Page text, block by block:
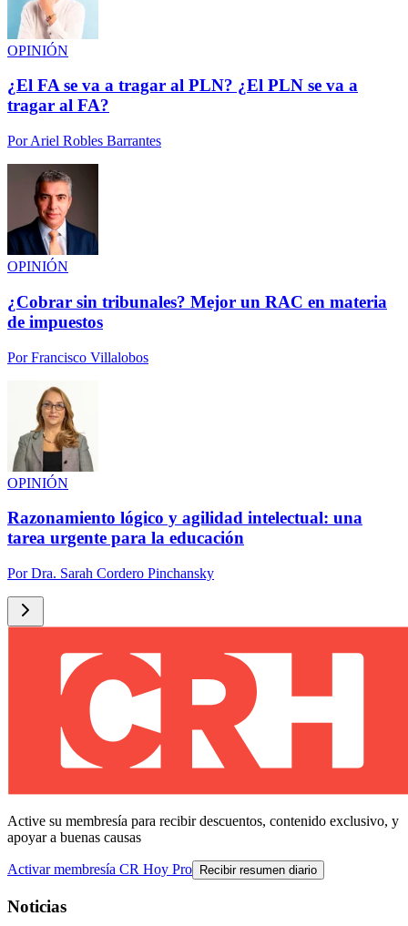
OPINIÓN
¿El FA se va a tragar al PLN? ¿El PLN se va a
tragar al FA?
PorAriel Robles Barrantes
OPINIÓN
¿Cobrar sin tribunales? Mejor un RAC en materia
de impuestos
PorFrancisco Villalobos
OPINIÓN
Razonamiento lógico y agilidad intelectual: una
tarea urgente para la educación
PorDra. Sarah Cordero Pinchansky
Active su membresía para recibir descuentos, contenido exclusivo, y
apoyar a buenas causas
Activar membresía CR Hoy Pro Recibir resumen diario
Noticias